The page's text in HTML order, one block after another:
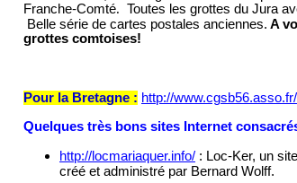
Franche-Comté. Toutes les grottes du Jura
Belle série de cartes postales anciennes. A
grottes comtoises!
Pour la Bretagne : http://
Quelques très bons sites Internet
http://locmariaquer.info/ : Loc-Ker, un
créé et administré par Bernard Wolff.